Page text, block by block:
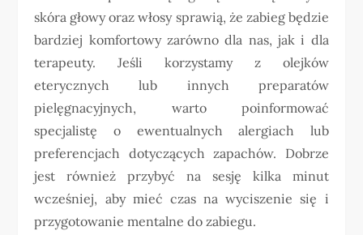
skóra głowy oraz włosy sprawią, że zabieg będzie
bardziej komfortowy zarówno dla nas, jak i dla
terapeuty. Jeśli korzystamy z olejków
eterycznych lub innych preparatów
pielęgnacyjnych, warto poinformować
specjalistę o ewentualnych alergiach lub
preferencjach dotyczących zapachów. Dobrze
jest również przybyć na sesję kilka minut
wcześniej, aby mieć czas na wyciszenie się i
przygotowanie mentalne do zabiegu.